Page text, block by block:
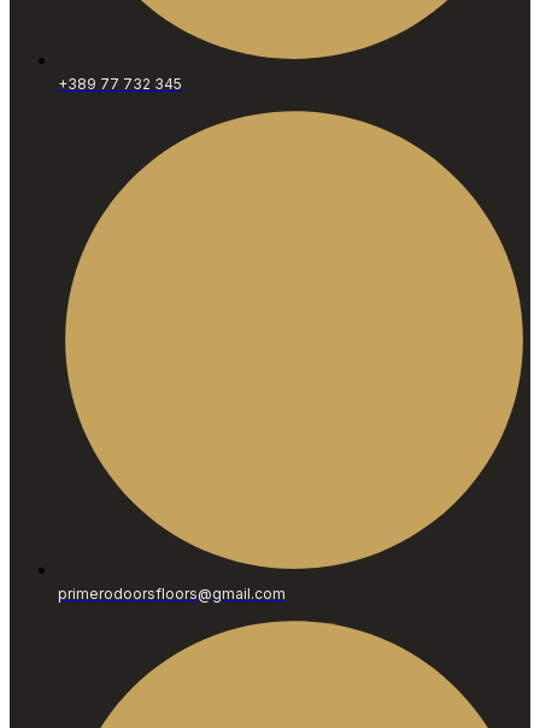
+389 77 732 345
primerodoorsfloors@gmail.com